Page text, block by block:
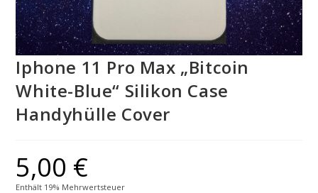
Iphone 11 Pro Max „Bitcoin
White-Blue“ Silikon Case
Handyhülle Cover
5,00 €
Enthält 19% Mehrwertsteuer